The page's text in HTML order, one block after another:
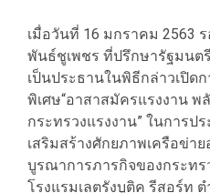
เมื่อวันที่ 16 มกราคม 2563
พันธ์ชูเพชร ที่ปรึกษารัฐมนต
เป็นประธานในพิธีกล่าวเปิด
พิเศษ“อาสาสมัครแรงงาน พ
กระทรวงแรงงาน” ในการป
เสริมสร้างศักยภาพเครือข่า
บูรณาการภารกิจของกระทร
โรงแรมเลตรังบูติค รีสอร์ท ต